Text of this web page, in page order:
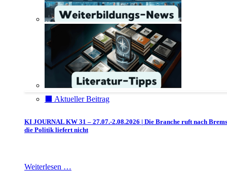
⬛️ Aktueller Beitrag
KI JOURNAL KW 31 – 27.07.-2.08.2026 | Die Branche ruft nach
die Politik liefert nicht
Weiterlesen …